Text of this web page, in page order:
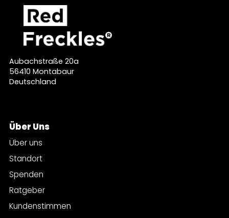
Aubachstraße 20a
56410 Montabaur
Deutschland
Über Uns
Über uns
Standort
Spenden
Ratgeber
Kundenstimmen